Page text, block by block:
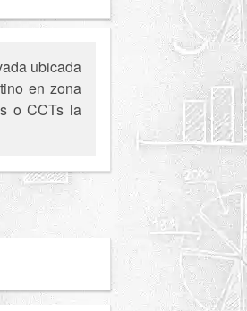
ubicada
en zona
o CCTs la